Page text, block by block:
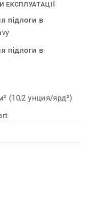
ЕКСПЛУАТАЦІЇ
підлоги в
підлоги в
(10,2 унция/ярд²)